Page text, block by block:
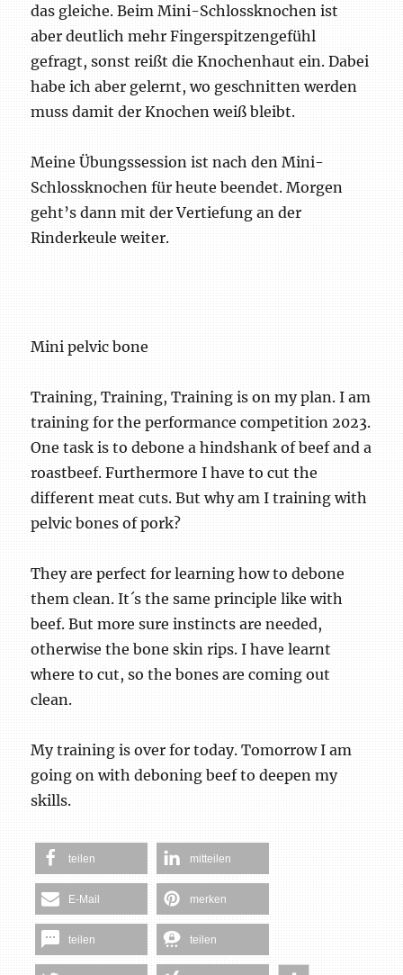
das gleiche. Beim Mini-Schlossknochen ist
aber deutlich mehr Fingerspitzengefühl
gefragt, sonst reißt die Knochenhaut ein. Dabei
habe ich aber gelernt, wo geschnitten werden
muss damit der Knochen weiß bleibt.
Meine Übungssession ist nach den Mini-
Schlossknochen für heute beendet. Morgen
geht’s dann mit der Vertiefung an der
Rinderkeule weiter.
Mini pelvic bone
Training, Training, Training is on my plan. I am
training for the performance competition 2023.
One task is to debone a hindshank of beef and a
roastbeef. Furthermore I have to cut the
different meat cuts. But why am I training with
pelvic bones of pork?
They are perfect for learning how to debone
them clean. It´s the same principle like with
beef. But more sure instincts are needed,
otherwise the bone skin rips. I have learnt
where to cut, so the bones are coming out
clean.
My training is over for today. Tomorrow I am
going on with deboning beef to deepen my
skills.
teilen mitteilen
E-Mail merken
teilen teilen